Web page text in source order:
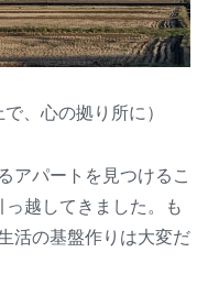
、心の拠り所に）
アパートを見つけるこ
越してきました。も
活の基盤作りは大変だ